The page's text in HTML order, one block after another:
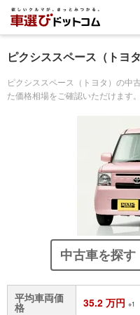
ピクシススペース（トヨ
ピクシススペース（トヨタ）の中
た価格相場をご確認いただけます。
中古車を探す
平均車両価
格 35.2 万円 ※1